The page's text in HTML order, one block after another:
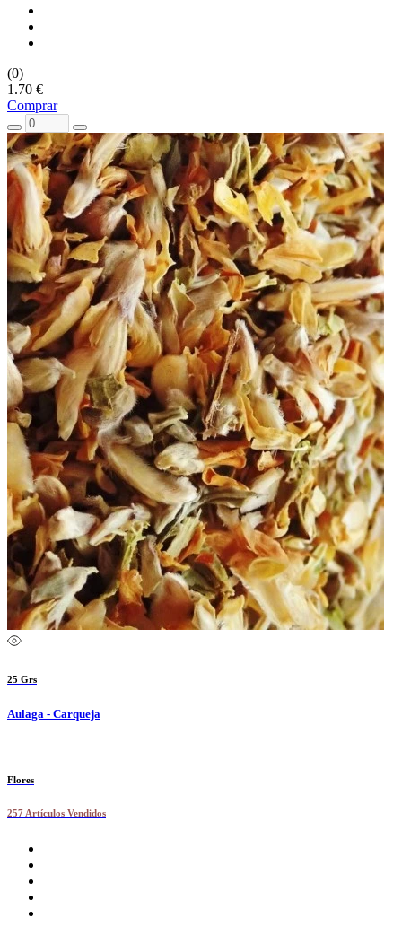
(0)
1.70 €
Comprar
25 Grs
Aulaga - Carqueja
Flores
257 Artículos Vendidos